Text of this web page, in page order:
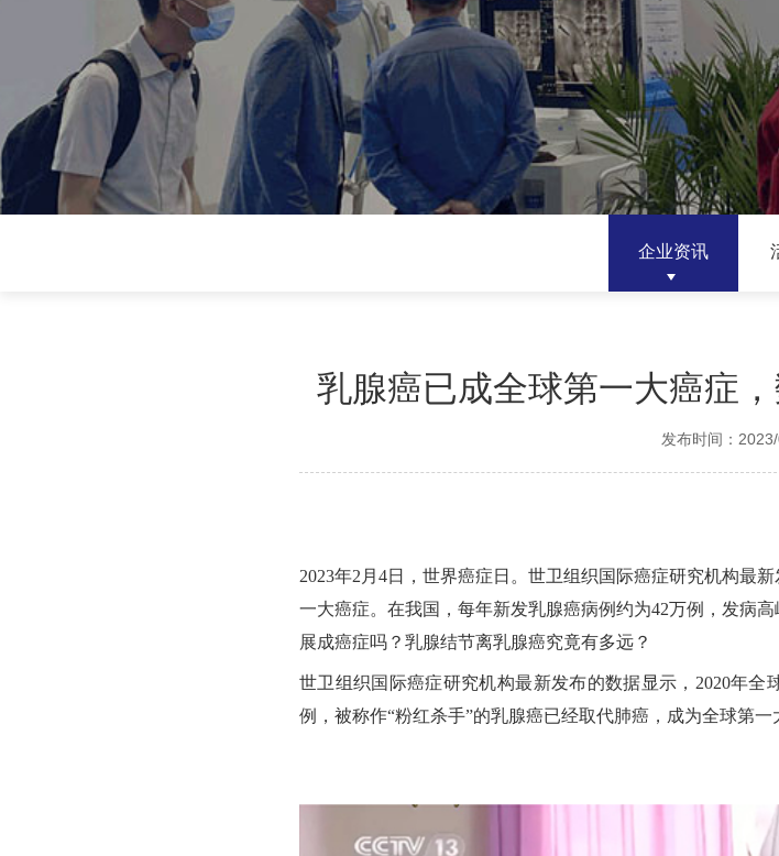
企业资讯
乳腺癌已成全球第一大癌症
发布时间：
2023年2月4日，世界癌症日。世卫组织国际癌症研究机构最
一大癌症。在我国，每年新发乳腺癌病例约为42万例，发病
展成癌症吗？乳腺结节离乳腺癌究竟有多远？
世卫组织国际癌症研究机构最新发布的数据显示，2020年全
例，被称作“粉红杀手”的乳腺癌已经取代肺癌，成为全球第一